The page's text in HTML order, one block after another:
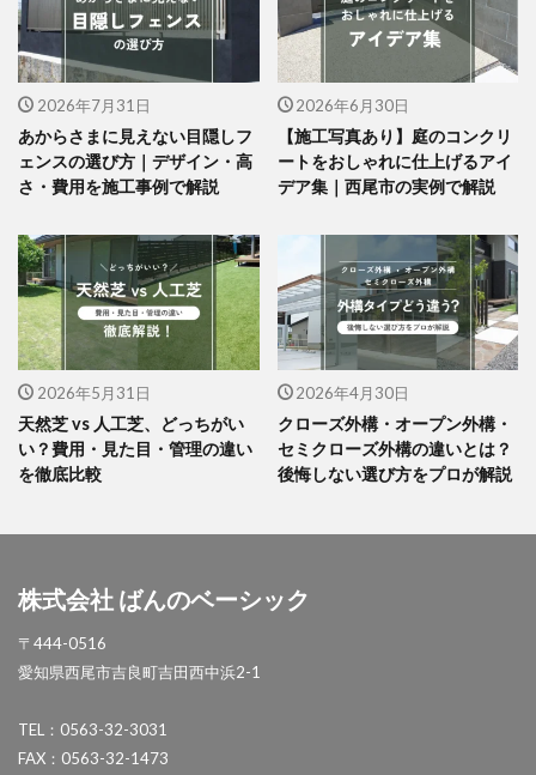
2026年7月31日
あからさまに見えない目隠しフ
ェンスの選び方｜デザイン・高
さ・費用を施工事例で解説
2026年6月30日
【施工写真あり】庭のコンクリ
ートをおしゃれに仕上げるアイ
デア集｜西尾市の実例で解説
2026年5月31日
天然芝 vs 人工芝、どっちがい
い？費用・見た目・管理の違い
を徹底比較
2026年4月30日
クローズ外構・オープン外構・
セミクローズ外構の違いとは？
後悔しない選び方をプロが解説
株式会社 ばんのベーシック
〒444-0516
愛知県西尾市吉良町吉田西中浜2-1
TEL：0563-32-3031
FAX：0563-32-1473